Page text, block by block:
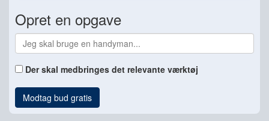
Opret en opgave
Der skal medbringes det relevante værktøj
Modtag bud gratis